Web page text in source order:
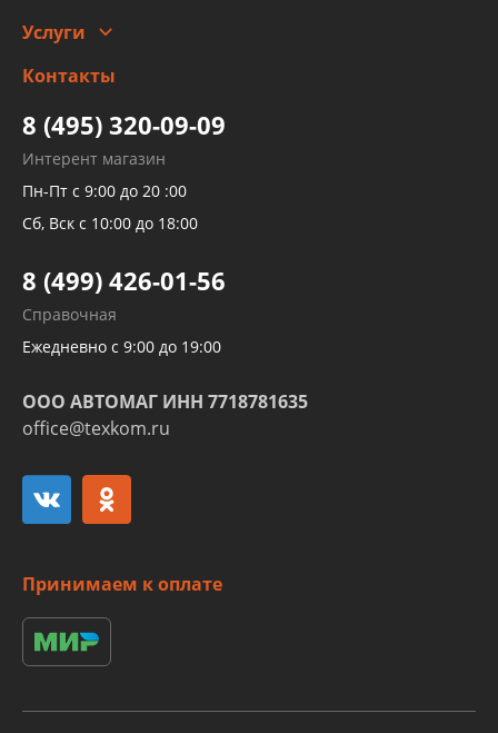
Заправка кондиционера авто
Детейлинг
Услуги
высокого давления
Тормозных трубок
Рукавов гидроусилителей
Рукавов компрессоров и турбин
Трубок кондиционеров
Развертка пайка медных стальных
алюминиевых трубок и штуцеров
Контакты
8 (495) 320-09-09
Интерент магазин
Пн-Пт с 9:00 до 20 :00
Сб, Вск с 10:00 до 18:00
8 (499) 426-01-56
Справочная
Ежедневно с 9:00 до 19:00
ООО АВТОМАГ ИНН 7718781635
office@texkom.ru
Принимаем к оплате